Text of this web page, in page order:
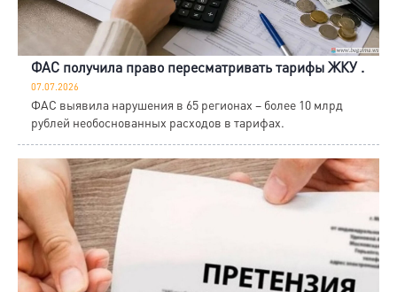
ФАС получила право пересматривать тарифы ЖКУ .
07.07.2026
ФАС выявила нарушения в 65 регионах – более 10 млрд
рублей необоснованных расходов в тарифах.